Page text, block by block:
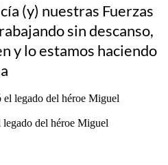
(y) nuestras Fuerzas
sin descanso,
y lo estamos haciendo
del héroe Miguel